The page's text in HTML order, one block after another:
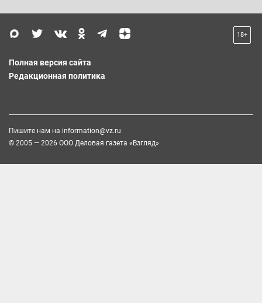
18+
Полная версия сайта
Редакционная политика
Пишите нам на information@vz.ru
© 2005 — 2026 ООО Деловая газета «Взгляд»